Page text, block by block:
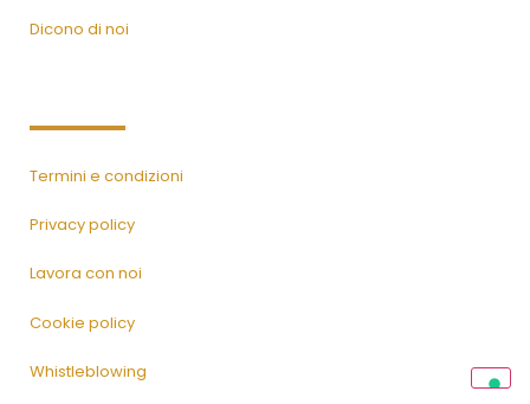
Dicono di noi
Termini e condizioni
Privacy policy
Lavora con noi
Cookie policy
Whistleblowing